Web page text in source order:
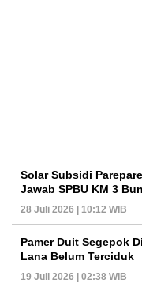
Solar Subsidi
Jawab SPBU KM 3
28 Juli 2026 | 10:12 WIB
Pamer Duit Segepok
Lana Belum Terciduk
19 Juli 2026 | 02:38 WIB